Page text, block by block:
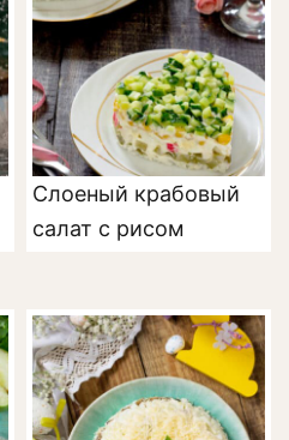
Слоеный крабовый
салат с рисом